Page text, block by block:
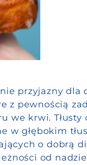
przyjazny dla
z pewnością
we krwi.
w głębokim
o dobrą
od